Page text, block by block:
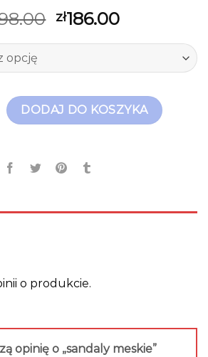
zł186.00
meskieDODAJ DO KOSZYKA
o produkcie.
opinię o „sandaly meskie”